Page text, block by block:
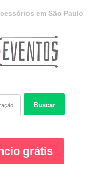
em São Paulo
Buscar
grátis